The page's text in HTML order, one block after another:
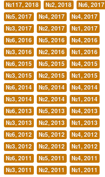
№117, 2018
№2, 2018
№6, 2017
№5, 2017
№4, 2017
№4, 2017
№3, 2017
№2, 2017
№1, 2017
№6, 2016
№5, 2016
№4, 2016
№3, 2016
№2, 2016
№1, 2016
№6, 2015
№5, 2015
№4, 2015
№3, 2015
№2, 2015
№1, 2015
№6, 2014
№5, 2014
№4, 2014
№3, 2014
№2, 2014
№1, 2014
№6, 2013
№5, 2013
№4, 2013
№3, 2013
№2, 2013
№1, 2013
№6, 2012
№5, 2012
№4, 2012
№3, 2012
№2, 2012
№1, 2012
№6, 2011
№5, 2011
№4, 2011
№3, 2011
№2, 2011
№1, 2011